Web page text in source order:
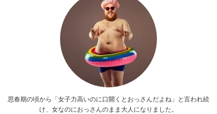
思春期の頃から「女子力高いのに口開くとおっさんだよね」と言われ続
け、女なのにおっさんのまま大人になりました。